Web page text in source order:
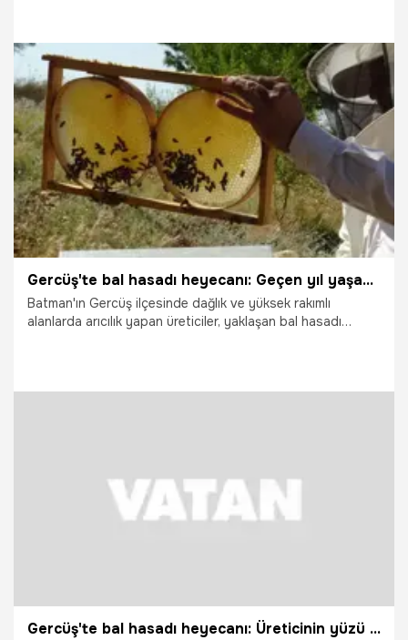
7.08.2026 Gündem
Gercüş'te bal hasadı heyecanı: Geçen yıl yaşanan kuraklıktan bereket üreticinin yüzünü güldürdü
Batman'ın Gercüş ilçesinde dağlık ve yüksek rakımlı
alanlarda arıcılık yapan üreticiler, yaklaşan bal hasadı
yaşanan bereketle moral buldu.
Gercüş'te bal hasadı heyecanı: Üreticinin yüzü gülüyor